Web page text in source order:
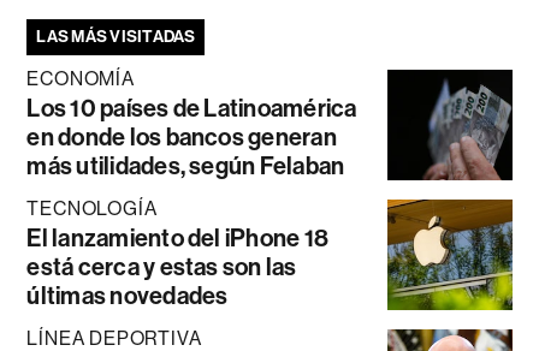
LAS MÁS VISITADAS
ECONOMÍA
Los 10 países de Latinoamérica
en donde los bancos generan
más utilidades, según Felaban
TECNOLOGÍA
El lanzamiento del iPhone 18
está cerca y estas son las
últimas novedades
LÍNEA DEPORTIVA